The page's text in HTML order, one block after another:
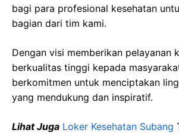
bagi para profesional kesehatan
bagian dari tim kami.
Dengan visi memberikan pelayanan
berkualitas tinggi kepada
berkomitmen untuk menciptakan
yang mendukung dan inspiratif.
Lihat Juga Loker Kesehatan Subang